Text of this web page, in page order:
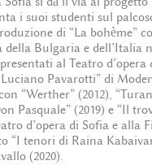
i suoi studenti sul
di “La bohème”
della Bulgaria e dell’Italia
al Teatro d’opera
Pavarotti” di
“Werther” (2012),
Pasquale” (2019) e “Il
d’opera di Sofia e alla
“I tenori di Raina
(2020).